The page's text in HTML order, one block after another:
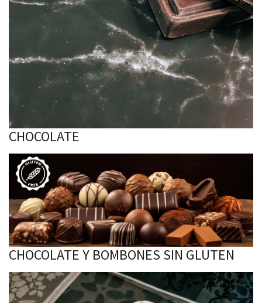
CHOCOLATE
CHOCOLATE Y BOMBONES SIN GLUTEN